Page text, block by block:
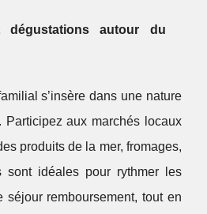
dégustations autour du
s’insère dans une nature
Participez aux marchés locaux
produits de la mer, fromages,
sont idéales pour rythmer les
séjour remboursement, tout en